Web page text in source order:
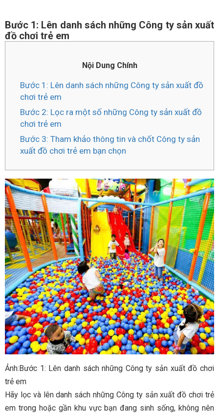
Bước 1: Lên danh sách những Công ty sản xuất
đồ chơi trẻ em
Nội Dung Chính
Bước 1: Lên danh sách những Công ty sản xuất đồ
chơi trẻ em
Bước 2: Lọc ra một số những Công ty sản xuất đồ
chơi trẻ em
Bước 3: Tham khảo thông tin và chốt Công ty sản
xuất đồ chơi trẻ em bạn chọn
Ảnh:Bước 1: Lên danh sách những Công ty sản xuất đồ chơi
trẻ em
Hãy lọc và lên danh sách những Công ty sản xuất đồ chơi trẻ
em trong hoặc gần khu vực bạn đang sinh sống, không nên